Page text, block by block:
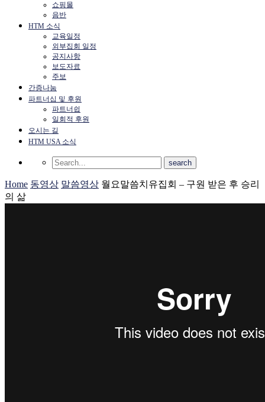
쇼핑몰
음반
HTM 소식
교육일정
외부집회 일정
공지사항
보도자료
주보
간증나눔
파트너십 및 후원
파트너쉽
일회적 후원
오시는 길
HTM USA 소식
Home 동영상 말씀영상 월요말씀치유집회 – 구원 받은 후 승리
의 삶